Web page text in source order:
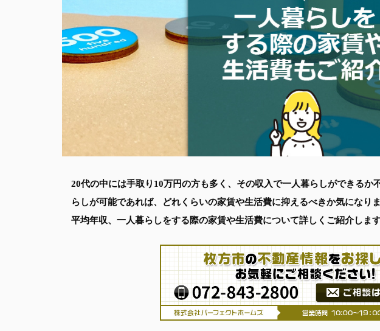
20代の中には手取り10万円の方も多く、その収入で一人暮らしができるか
らしが可能であれば、どれくらいの家賃や生活費に抑えるべきか気になり
平均年収、一人暮らしをする際の家賃や生活費について詳しくご紹介します